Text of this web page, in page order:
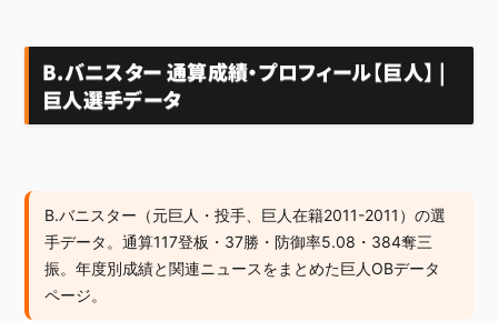
B.バニスター 通算成績・プロフィール【巨人】 |
巨人選手データ
B.バニスター（元巨人・投手、巨人在籍2011-2011）の選
手データ。通算117登板・37勝・防御率5.08・384奪三
振。年度別成績と関連ニュースをまとめた巨人OBデータ
ページ。